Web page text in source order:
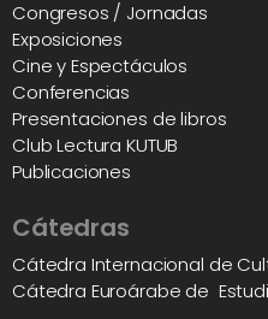
Congresos / Jornadas
Exposiciones
Cine y Espectáculos
Conferencias
Presentaciones de libros
Club Lectura KUTUB
Publicaciones
Cátedras
Cátedra Internacional de
Cátedra Euroárabe de